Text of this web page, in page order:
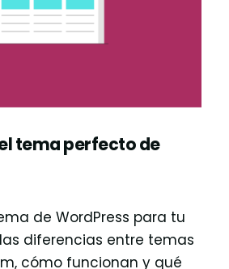
tema perfecto de
de WordPress para tu
diferencias entre temas
cómo funcionan y qué